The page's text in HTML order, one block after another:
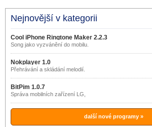
Nejnovější v kategorii
Cool iPhone Ringtone Maker 2.2.3
Song jako vyzvánění do mobilu.
Nokplayer 1.0
Přehrávání a skládání melodií.
BitPim 1.0.7
Správa mobilních zařízení LG,
další nové programy »